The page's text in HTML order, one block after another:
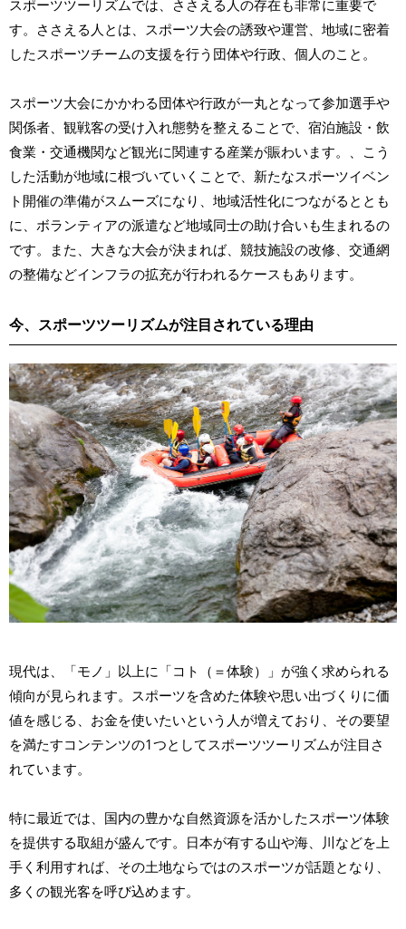
スポーツツーリズムでは、ささえる人の存在も非常に重要で
す。ささえる人とは、スポーツ大会の誘致や運営、地域に密着
したスポーツチームの支援を行う団体や行政、個人のこと。
スポーツ大会にかかわる団体や行政が一丸となって参加選手や
関係者、観戦客の受け入れ態勢を整えることで、宿泊施設・飲
食業・交通機関など観光に関連する産業が賑わいます。、こう
した活動が地域に根づいていくことで、新たなスポーツイベン
ト開催の準備がスムーズになり、地域活性化につながるととも
に、ボランティアの派遣など地域同士の助け合いも生まれるの
です。また、大きな大会が決まれば、競技施設の改修、交通網
の整備などインフラの拡充が行われるケースもあります。
今、スポーツツーリズムが注目されている理由
現代は、「モノ」以上に「コト（＝体験）」が強く求められる
傾向が見られます。スポーツを含めた体験や思い出づくりに価
値を感じる、お金を使いたいという人が増えており、その要望
を満たすコンテンツの1つとしてスポーツツーリズムが注目さ
れています。
特に最近では、国内の豊かな自然資源を活かしたスポーツ体験
を提供する取組が盛んです。日本が有する山や海、川などを上
手く利用すれば、その土地ならではのスポーツが話題となり、
多くの観光客を呼び込めます。